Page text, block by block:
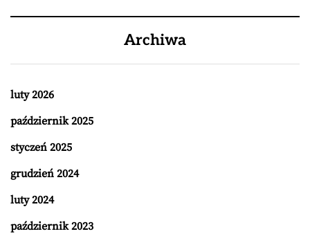
Archiwa
luty 2026
październik 2025
styczeń 2025
grudzień 2024
luty 2024
październik 2023